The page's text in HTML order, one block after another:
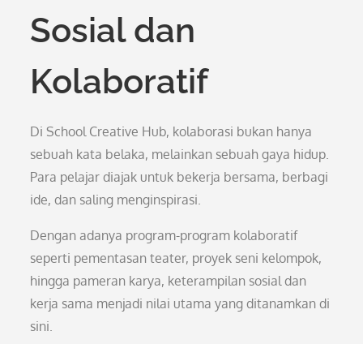
Sosial dan
Kolaboratif
Di School Creative Hub, kolaborasi bukan hanya
sebuah kata belaka, melainkan sebuah gaya hidup.
Para pelajar diajak untuk bekerja bersama, berbagi
ide, dan saling menginspirasi.
Dengan adanya program-program kolaboratif
seperti pementasan teater, proyek seni kelompok,
hingga pameran karya, keterampilan sosial dan
kerja sama menjadi nilai utama yang ditanamkan di
sini.